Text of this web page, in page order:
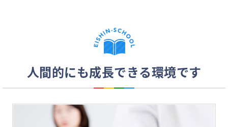
人間的にも成長できる環境です